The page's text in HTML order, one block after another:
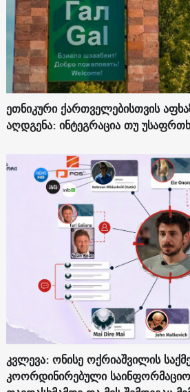
ეთნიკური ქართველებისთვის
აღდგენა: ინტეგრაცია თუ
კვლევა: ონისე ოქრიაშვილის
კოორდინირებული საინფორმაციო